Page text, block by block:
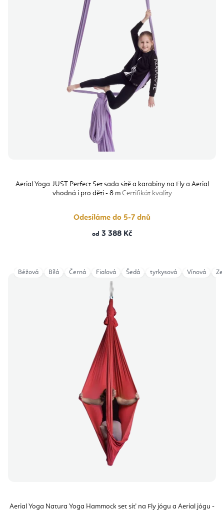
Aerial Yoga JUST Perfect Set sada sítě a karabiny na Fly a Aerial
vhodná i pro děti - 8 m Certifikát kvality
Odesíláme do 5-7 dnů
od 3 388 Kč
Aerial Yoga Natura Yoga Hammock set síť na Fly jógu a Aerial jógu -
Béžová Bílá Černá Fialová Šedá tyrkysová Vínová